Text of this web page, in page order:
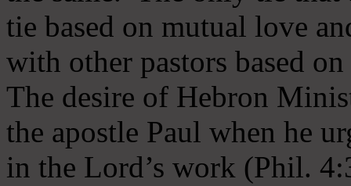
tie based on mutual love
with other pastors based
The desire of Hebron
the apostle Paul when he
in the Lord’s work (Phil.